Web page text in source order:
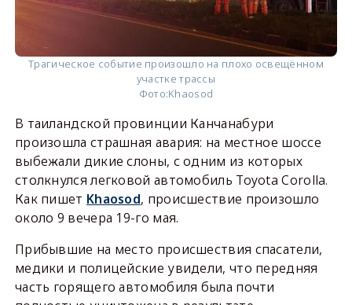
Трагическое событие произошло на плохо освещённом
участке трассы
Фото:Khaosod
В таиландской провинции Канчанабури
произошла страшная авария: на местное шоссе
выбежали дикие слоны, с одним из которых
столкнулся легковой автомобиль Toyota Corolla.
Как пишет Khaosod, происшествие произошло
около 9 вечера 19-го мая.
Прибывшие на место происшествия спасатели,
медики и полицейские увидели, что передняя
часть горящего автомобиля была почти